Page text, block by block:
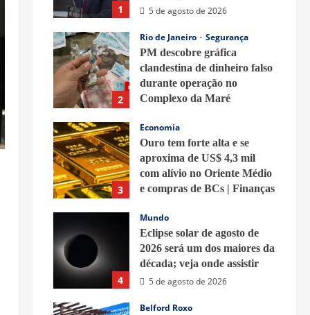
1
5 de agosto de 2026
2
Rio de Janeiro
Segurança
PM descobre gráfica
clandestina de dinheiro falso
durante operação no
Complexo da Maré
3
Economia
Ouro tem forte alta e se
aproxima de US$ 4,3 mil
com alívio no Oriente Médio
e compras de BCs | Finanças
4
Mundo
Eclipse solar de agosto de
2026 será um dos maiores da
década; veja onde assistir
5 de agosto de 2026
Belford Roxo